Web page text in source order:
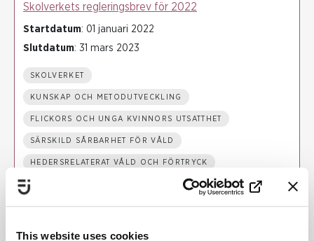
This website uses cookies
Skolverkets regleringsbrev för 2022
Startdatum: 01 januari 2022
Slutdatum: 31 mars 2023
SKOLVERKET
KUNSKAP OCH METODUTVECKLING
FLICKORS OCH UNGA KVINNORS UTSATTHET
SÄRSKILD SÅRBARHET FÖR VÅLD
HEDERSRELATERAT VÅLD OCH FÖRTRYCK
KUNSKAPSBASERAT ARBETE